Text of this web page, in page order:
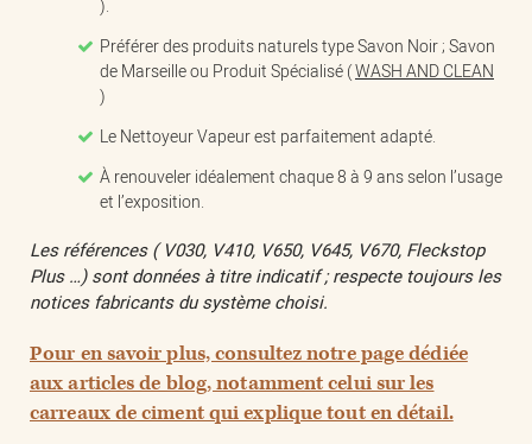
).
Préférer des produits naturels type Savon Noir ; Savon
de Marseille ou Produit Spécialisé (WASH AND CLEAN
)
Le Nettoyeur Vapeur est parfaitement adapté.
À renouveler idéalement chaque 8 à 9 ans selon l’usage
et l’exposition.
Les références ( V030, V410, V650, V645, V670, Fleckstop
Plus …) sont données à titre indicatif ; respecte toujours les
notices fabricants du système choisi.
Pour en savoir plus, consultez notre page dédiée
aux articles de blog, notamment celui sur les
carreaux de ciment qui explique tout en détail.